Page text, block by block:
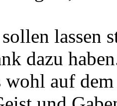
lassen
dazu
wohl auf